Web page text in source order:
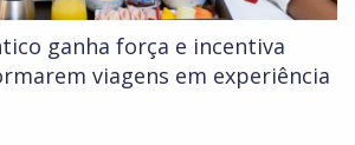
ganha força e incentiva
viagens em experiência